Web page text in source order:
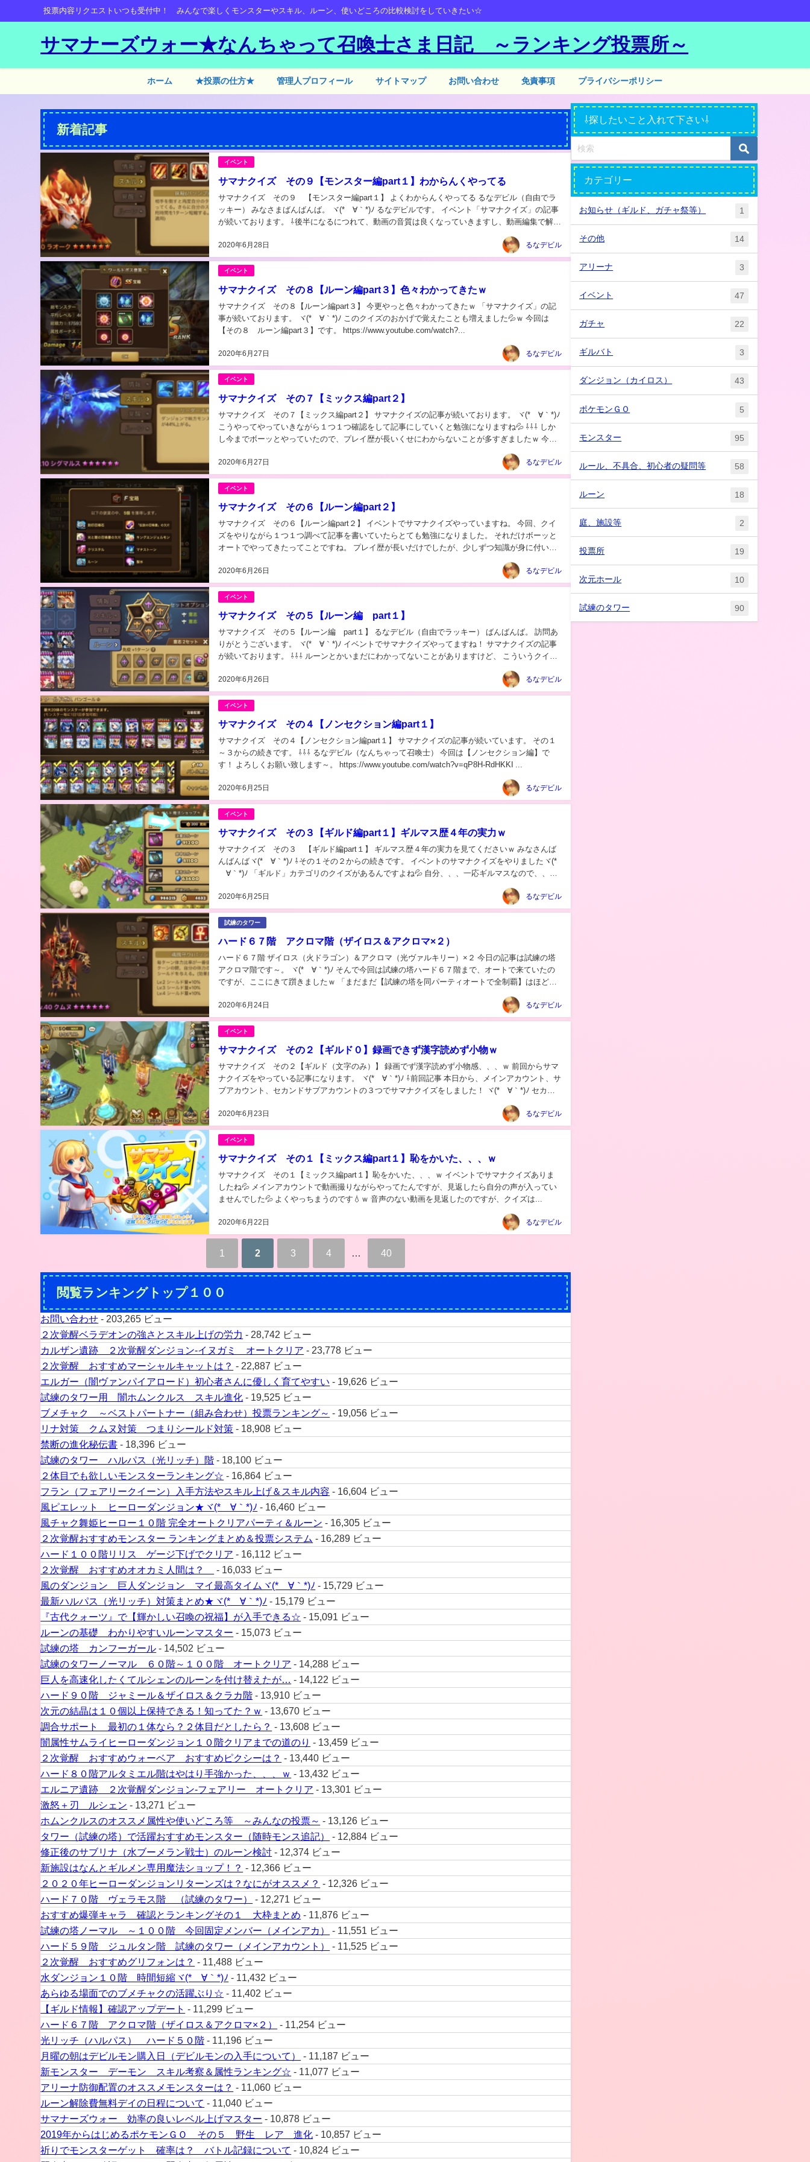
投票内容リクエストいつも受付中！ みんなで楽しくモンスターやスキル、ルーン、使いどころの比較検討をしていきたい☆
サマナーズウォー★なんちゃって召喚士さま日記 ～ランキング投票所～
ホーム ★投票の仕方★ 管理人プロフィール サイトマップ お問い合わせ 免責事項 プライバシーポリシー
新着記事
イベント
サマナクイズ その９【モンスター編part１】わからんくやってる
2020年6月28日
サマナクイズ その９ 【モンスター編part１】 よくわからんくやってる るなデビル（自由でラ
ッキー） みなさまばんばんば。 ヾ(*´∀｀*)ﾉ るなデビルです。 イベント「サマナクイズ」の記事
が続いております。 ⇩後半になるにつれて、動画の音質は良くなっていきますし、動画編集で解説
るなデビル
イベント
サマナクイズ その８【ルーン編part３】色々わかってきたｗ
2020年6月27日
サマナクイズ その８【ルーン編part３】 今更やっと色々わかってきたｗ 「サマナクイズ」の記
事が続いております。 ヾ(*´∀｀*)ﾉ このクイズのおかげで覚えたことも増えました💦ｗ 今回は
【その８ ルーン編part３】です。 https://www.youtube.com/watch?...
るなデビル
イベント
サマナクイズ その７【ミックス編part２】
2020年6月27日
サマナクイズ その７【ミックス編part２】 サマナクイズの記事が続いております。 ヾ(*´∀｀*)ﾉ
こうやってやっていきながら１つ１つ確認をして記事にしていくと勉強になりますね💦 ⇩⇩⇩ しか
し今までボーッとやっていたので、プレイ歴が長いくせにわからないことが多すぎましたｗ 今回
るなデビル
イベント
サマナクイズ その６【ルーン編part２】
2020年6月26日
サマナクイズ その６【ルーン編part２】 イベントでサマナクイズやっていますね。 今回、クイ
ズをやりながら１つ１つ調べて記事を書いていたらとても勉強になりました。 それだけボーッと
オートでやってきたってことですね。 プレイ歴が長いだけでしたが、少しずつ知識が身に付いて
るなデビル
イベント
サマナクイズ その５【ルーン編 part１】
2020年6月26日
サマナクイズ その５【ルーン編 part１】 るなデビル（自由でラッキー） ばんばんば。 訪問あ
りがとうございます。 ヾ(*´∀｀*)ﾉ イベントでサマナクイズやってますね！ サマナクイズの記事
が続いております。 ⇩⇩⇩ ルーンとかいまだにわかってないことがありますけど、 こういうクイズ
るなデビル
イベント
サマナクイズ その４【ノンセクション編part１】
2020年6月25日
サマナクイズ その４【ノンセクション編part１】 サマナクイズの記事が続いています。 その１
～３からの続きです。 ⇩⇩⇩ るなデビル（なんちゃって召喚士） 今回は【ノンセクション編】で
す！ よろしくお願い致します～。 https://www.youtube.com/watch?v=qP8H-RdHKKI ...
るなデビル
イベント
サマナクイズ その３【ギルド編part１】ギルマス歴４年の実力ｗ
2020年6月25日
サマナクイズ その３ 【ギルド編part１】 ギルマス歴４年の実力を見てくださいｗ みなさんば
んばんばヾ(*´∀｀*)ﾉ ⇩その１その２からの続きです。 イベントのサマナクイズをやりましたヾ(*
´∀｀*)ﾉ 「ギルド」カテゴリのクイズがあるんですよね💦 自分、、、一応ギルマスなので、、、
るなデビル
試練のタワー
ハード６７階 アクロマ階（ザイロス＆アクロマ×２）
2020年6月24日
ハード６７階 ザイロス（火ドラゴン）＆アクロマ（光ヴァルキリー）×２ 今日の記事は試練の塔
アクロマ階です～。 ヾ(*´∀｀*)ﾉ そんで今回は試練の塔ハード６７階まで、オートで来ていたの
ですが、ここにきて躓きましたｗ 「まだまだ【試練の塔を同パーティオートで全制覇】はほど遠
るなデビル
イベント
サマナクイズ その２【ギルド０】録画できず漢字読めず小物ｗ
2020年6月23日
サマナクイズ その２【ギルド（文字のみ）】 録画でず漢字読めず小物感、、、ｗ 前回からサマ
ナクイズをやっている記事になります。 ヾ(*´∀｀*)ﾉ ⇩前回記事 本日から、メインアカウント、サ
ブアカウント、セカンドサブアカウントの３つでサマナクイズをしました！ ヾ(*´∀｀*)ﾉ セカン
るなデビル
イベント
サマナクイズ その１【ミックス編part１】恥をかいた、、、ｗ
2020年6月22日
サマナクイズ その１【ミックス編part１】恥をかいた、、、ｗ イベントでサマナクイズありま
したね💦 メインアカウントで動画撮りながらやってたんですが、見返したら自分の声が入ってい
ませんでした💦 よくやっちまうのです💧ｗ 音声のない動画を見返したのですが、クイズは...
るなデビル
1 2 3 4 40
閲覧ランキングトップ１００
お問い合わせ - 203,265 ビュー
２次覚醒ベラデオンの強さとスキル上げの労力 - 28,742 ビュー
カルザン遺跡 ２次覚醒ダンジョン-イヌガミ オートクリア - 23,778 ビュー
２次覚醒 おすすめマーシャルキャットは？ - 22,887 ビュー
エルガー（闇ヴァンパイアロード）初心者さんに優しく育てやすい - 19,626 ビュー
試練のタワー用 闇ホムンクルス スキル進化 - 19,525 ビュー
ブメチャク ～ベストパートナー（組み合わせ）投票ランキング～ - 19,056 ビュー
リナ対策 クムヌ対策 つまりシールド対策 - 18,908 ビュー
禁断の進化秘伝書 - 18,396 ビュー
試練のタワー ハルパス（光リッチ）階 - 18,100 ビュー
２体目でも欲しいモンスターランキング☆ - 16,864 ビュー
フラン（フェアリークイーン）入手方法やスキル上げ＆スキル内容 - 16,604 ビュー
風ピエレット ヒーローダンジョン★ヾ(*´∀｀*)ﾉ - 16,460 ビュー
風チャク舞姫ヒーロー１０階 完全オートクリアパーティ＆ルーン - 16,305 ビュー
２次覚醒おすすめモンスター ランキングまとめ＆投票システム - 16,289 ビュー
ハード１００階リリス ゲージ下げでクリア - 16,112 ビュー
２次覚醒 おすすめオオカミ人間は？
- 16,033 ビュー
風のダンジョン 巨人ダンジョン マイ最高タイムヾ(*´∀｀*)ﾉ - 15,729 ビュー
最新ハルパス（光リッチ）対策まとめ★ヾ(*´∀｀*)ﾉ - 15,179 ビュー
『古代クォーツ』で【輝かしい召喚の祝福】が入手できる☆ - 15,091 ビュー
ルーンの基礎 わかりやすいルーンマスター - 15,073 ビュー
試練の塔 カンフーガール - 14,502 ビュー
試練のタワーノーマル ６０階～１００階 オートクリア - 14,288 ビュー
巨人を高速化したくてルシェンのルーンを付け替えたが…
- 14,122 ビュー
ハード９０階 ジャミール＆ザイロス＆クラカ階 - 13,910 ビュー
次元の結晶は１０個以上保持できる！知ってた？ｗ - 13,670 ビュー
調合サポート 最初の１体なら？２体目だとしたら？ - 13,608 ビュー
闇属性サムライヒーローダンジョン１０階クリアまでの道のり - 13,459 ビュー
２次覚醒 おすすめウォーベア おすすめピクシーは？ - 13,440 ビュー
ハード８０階アルタミエル階はやはり手強かった、、、ｗ - 13,432 ビュー
エルニア遺跡 ２次覚醒ダンジョン-フェアリー オートクリア - 13,301 ビュー
激怒＋刃 ルシェン - 13,271 ビュー
ホムンクルスのオススメ属性や使いどころ等 ～みんなの投票～ - 13,126 ビュー
タワー（試練の塔）で活躍おすすめモンスター（随時モンス追記）
- 12,884 ビュー
修正後のサブリナ（水ブーメラン戦士）のルーン検討 - 12,374 ビュー
新施設はなんとギルメン専用魔法ショップ！？ - 12,366 ビュー
２０２０年ヒーローダンジョンリターンズは？なにがオススメ？ - 12,326 ビュー
ハード７０階 ヴェラモス階 （試練のタワー）
- 12,271 ビュー
おすすめ爆弾キャラ 確認とランキングその１ 大枠まとめ - 11,876 ビュー
試練の塔ノーマル ～１００階 今回固定メンバー（メインアカ）
- 11,551 ビュー
ハード５９階 ジュルタン階 試練のタワー（メインアカウント）
- 11,525 ビュー
２次覚醒 おすすめグリフォンは？ - 11,488 ビュー
水ダンジョン１０階 時間短縮ヾ(*´∀｀*)ﾉ - 11,432 ビュー
あらゆる場面でのブメチャクの活躍ぶり☆ - 11,402 ビュー
【ギルド情報】確認アップデート - 11,299 ビュー
ハード６７階 アクロマ階（ザイロス＆アクロマ×２）
- 11,254 ビュー
光リッチ（ハルパス） ハード５０階 - 11,196 ビュー
月曜の朝はデビルモン購入日（デビルモンの入手について）
- 11,187 ビュー
新モンスター デーモン スキル考察＆属性ランキング☆ - 11,077 ビュー
アリーナ防御配置のオススメモンスターは？ - 11,060 ビュー
ルーン解除費無料デイの日程について - 11,040 ビュー
サマナーズウォー 効率の良いレベル上げマスター - 10,878 ビュー
2019年からはじめるポケモンＧＯ その５ 野生 レア 進化 - 10,857 ビュー
祈りでモンスターゲット 確率は？ バトル記録について - 10,824 ビュー
⇩探したいこと入れて下さい⇩
カテゴリー
お知らせ（ギルド、ガチャ祭等） 1
その他 14
アリーナ 3
イベント 47
ガチャ 22
ギルバト 3
ダンジョン（カイロス） 43
ポケモンＧＯ 5
モンスター 95
ルール、不具合、初心者の疑問等 58
ルーン 18
庭、施設等 2
投票所 19
次元ホール 10
試練のタワー 90